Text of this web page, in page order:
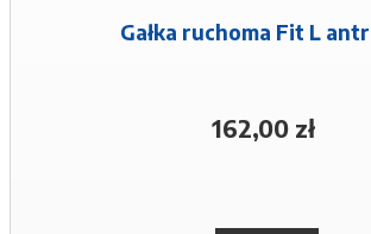
Gałka ruchoma Fit L
162,00 zł